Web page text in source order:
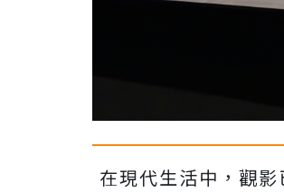
在現代生活中，觀